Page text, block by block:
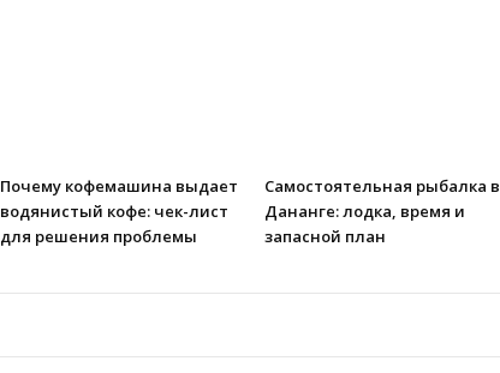
Почему кофемашина выдает
водянистый кофе: чек-лист
для решения проблемы
Самостоятельная рыбалка в
Дананге: лодка, время и
запасной план